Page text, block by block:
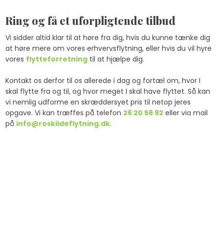
Ring og få et uforpligtende tilbud
Vi sidder altid klar til at høre fra dig, hvis du kunne tænke dig
at høre mere om vores erhvervsflytning, eller hvis du vil hyre
vores flytteforretningtil at hjælpe dig.
Kontakt os derfor til os allerede i dag og fortæl om, hvor I
skal flytte fra og til, og hvor meget I skal have flyttet. Så kan
vi nemlig udforme en skræddersyet pris til netop jeres
opgave. Vi kan træffes på telefon ​ 26 20 56 92 eller via mail
på info@roskildeflytning.dk.